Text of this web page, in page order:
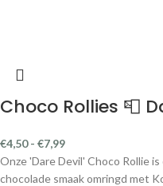
Choco Rollies 📮
€4,50 - €7,99
Onze 'Dare Devil' Choco Rollie
chocolade smaak omringd met